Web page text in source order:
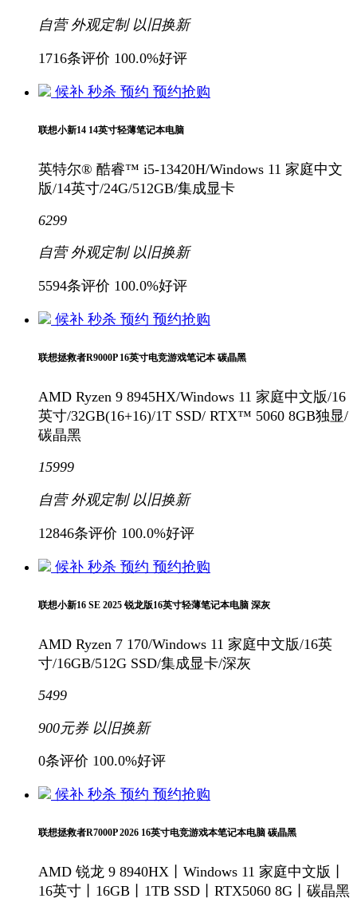
自营 外观定制 以旧换新
1716条评价 100.0%好评
候补 秒杀 预约 预约抢购
联想小新14 14英寸轻薄笔记本电脑
英特尔® 酷睿™ i5-13420H/Windows 11 家庭中文
版/14英寸/24G/512GB/集成显卡
6299
自营 外观定制 以旧换新
5594条评价 100.0%好评
候补 秒杀 预约 预约抢购
联想拯救者R9000P 16英寸电竞游戏笔记本 碳晶黑
AMD Ryzen 9 8945HX/Windows 11 家庭中文版/16
英寸/32GB(16+16)/1T SSD/ RTX™ 5060 8GB独显/
碳晶黑
15999
自营 外观定制 以旧换新
12846条评价 100.0%好评
候补 秒杀 预约 预约抢购
联想小新16 SE 2025 锐龙版16英寸轻薄笔记本电脑 深灰
AMD Ryzen 7 170/Windows 11 家庭中文版/16英
寸/16GB/512G SSD/集成显卡/深灰
5499
900元券 以旧换新
0条评价 100.0%好评
候补 秒杀 预约 预约抢购
联想拯救者R7000P 2026 16英寸电竞游戏本笔记本电脑 碳晶黑
AMD 锐龙 9 8940HX丨Windows 11 家庭中文版丨
16英寸丨16GB丨1TB SSD丨RTX5060 8G丨碳晶黑